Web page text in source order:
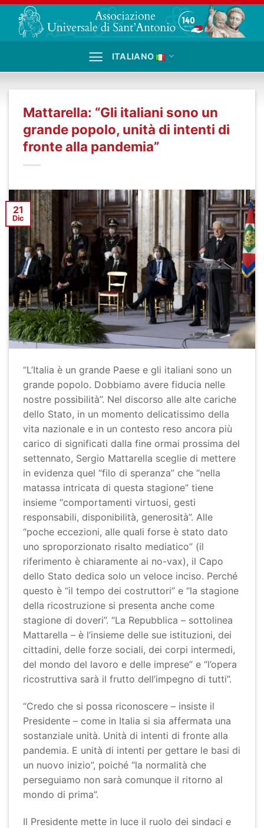
Salta
contenuti
ITALIANO
Mattarella: “Gli italiani sono un
grande popolo, unità di intenti di
fronte alla pandemia”
21
Dic
“L’Italia è un grande Paese e gli italiani sono un
grande popolo. Dobbiamo avere fiducia nelle
nostre possibilità”. Nel discorso alle alte cariche
dello Stato, in un momento delicatissimo della
vita nazionale e in un contesto reso ancora più
carico di significati dalla fine ormai prossima del
settennato, Sergio Mattarella sceglie di mettere
in evidenza quel “filo di speranza” che “nella
matassa intricata di questa stagione” tiene
insieme “comportamenti virtuosi, gesti
responsabili, disponibilità, generosità”. Alle
“poche eccezioni, alle quali forse è stato dato
uno sproporzionato risalto mediatico” (il
riferimento è chiaramente ai no-vax), il Capo
dello Stato dedica solo un veloce inciso. Perché
questo è “il tempo dei costruttori” e “la stagione
della ricostruzione si presenta anche come
stagione di doveri”. “La Repubblica – sottolinea
Mattarella – è l’insieme delle sue istituzioni, dei
cittadini, delle forze sociali, dei corpi intermedi,
del mondo del lavoro e delle imprese” e “l’opera
ricostruttiva sarà il frutto dell’impegno di tutti”.
“Credo che si possa riconoscere – insiste il
Presidente – come in Italia si sia affermata una
sostanziale unità. Unità di intenti di fronte alla
pandemia. E unità di intenti per gettare le basi di
un nuovo inizio”, poiché “la normalità che
perseguiamo non sarà comunque il ritorno al
mondo di prima”.
Il Presidente mette in luce il ruolo dei sindaci e